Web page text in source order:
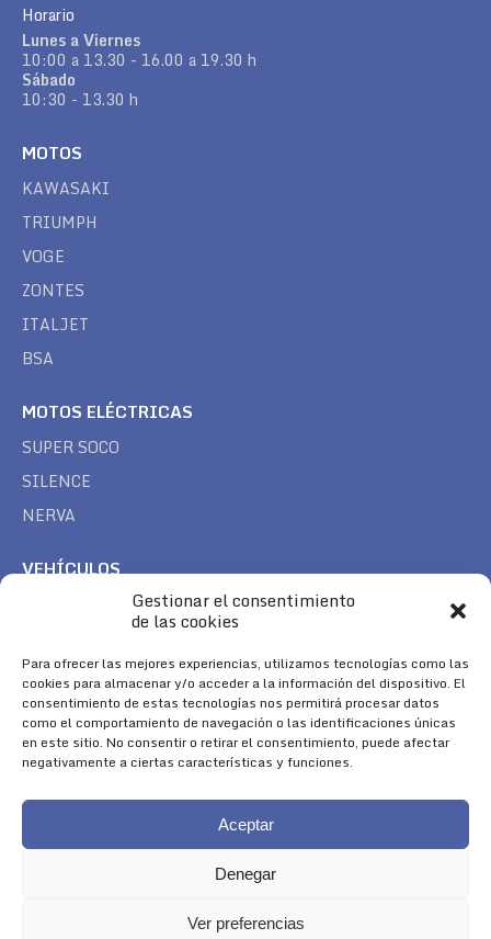
Gestionar el consentimiento
de las cookies
Para ofrecer las mejores experiencias, utilizamos tecnologías como las
cookies para almacenar y/o acceder a la información del dispositivo. El
consentimiento de estas tecnologías nos permitirá procesar datos
como el comportamiento de navegación o las identificaciones únicas
en este sitio. No consentir o retirar el consentimiento, puede afectar
negativamente a ciertas características y funciones.
Aceptar
Denegar
Ver preferencias
Horario
Lunes a Viernes
10:00 a 13.30 - 16.00 a 19.30 h
Sábado
10:30 - 13.30 h
MOTOS
KAWASAKI
TRIUMPH
VOGE
ZONTES
ITALJET
BSA
MOTOS ELÉCTRICAS
SUPER SOCO
SILENCE
NERVA
VEHÍCULOS
TREK
SÍGUENOS
Encuéntranos en:
Facebook
page
YouTube
page
Instagram
page